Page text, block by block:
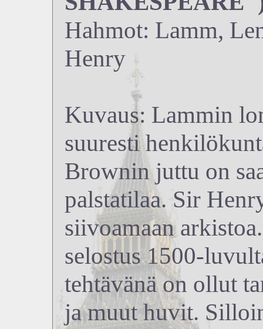
Hahmot: Lamm,
Henry
Kuvaus: Lammin
suuresti
Brownin juttu on
palstatilaa. Sir
siivoamaan
selostus 1500-
tehtävänä on ollut
ja muut huvit.